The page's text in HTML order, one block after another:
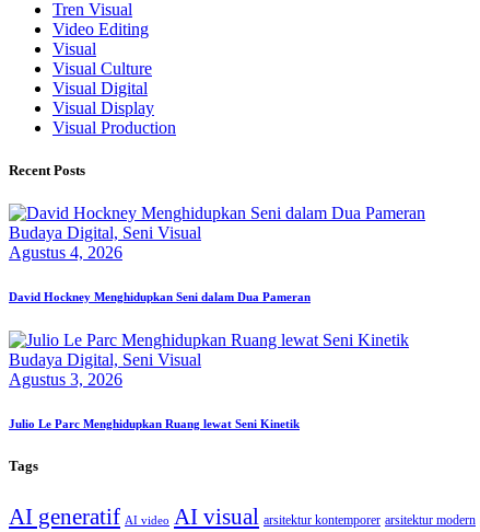
Tren Visual
Video Editing
Visual
Visual Culture
Visual Digital
Visual Display
Visual Production
Recent Posts
Budaya Digital, Seni Visual
Agustus 4, 2026
David Hockney Menghidupkan Seni dalam Dua Pameran
Budaya Digital, Seni Visual
Agustus 3, 2026
Julio Le Parc Menghidupkan Ruang lewat Seni Kinetik
Tags
AI generatif AI video AI visual arsitektur kontemporer arsitektur modern